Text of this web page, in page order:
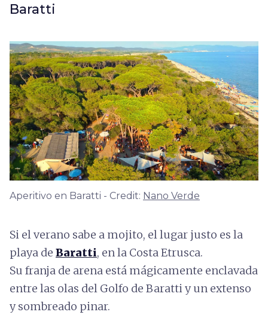
Baratti
Aperitivo en Baratti - Credit: Nano Verde
Si el verano sabe a mojito, el lugar justo es la
playa de Baratti, en la Costa Etrusca.
Su franja de arena está mágicamente enclavada
entre las olas del Golfo de Baratti y un extenso
y sombreado pinar.